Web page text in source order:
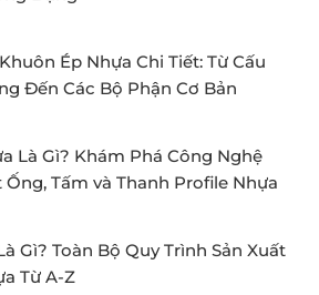
Ép Nhựa Chi Tiết: Từ Cấu
Đến Các Bộ Phận Cơ Bản
Là Gì? Khám Phá Công Nghệ
Ống, Tấm và Thanh Profile Nhựa
Gì? Toàn Bộ Quy Trình Sản Xuất
Từ A-Z